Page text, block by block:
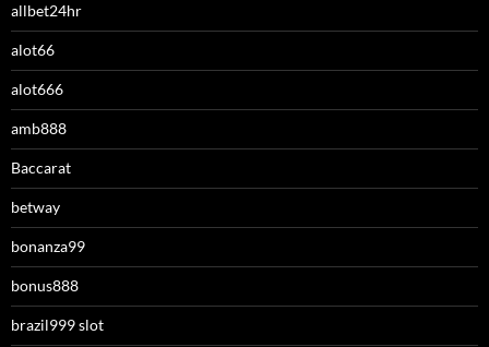
allbet24hr
alot66
alot666
amb888
Baccarat
betway
bonanza99
bonus888
brazil999 slot